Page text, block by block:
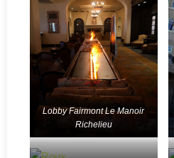
Lobby Fairmont Le Manoir
Richelieu